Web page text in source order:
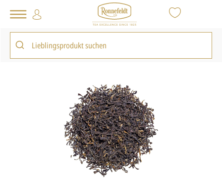
Tee Shop Loser Tee Schwarzer Tee
zurück zur Artikelübersicht